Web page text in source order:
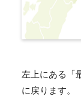
左上にある「
に戻ります。